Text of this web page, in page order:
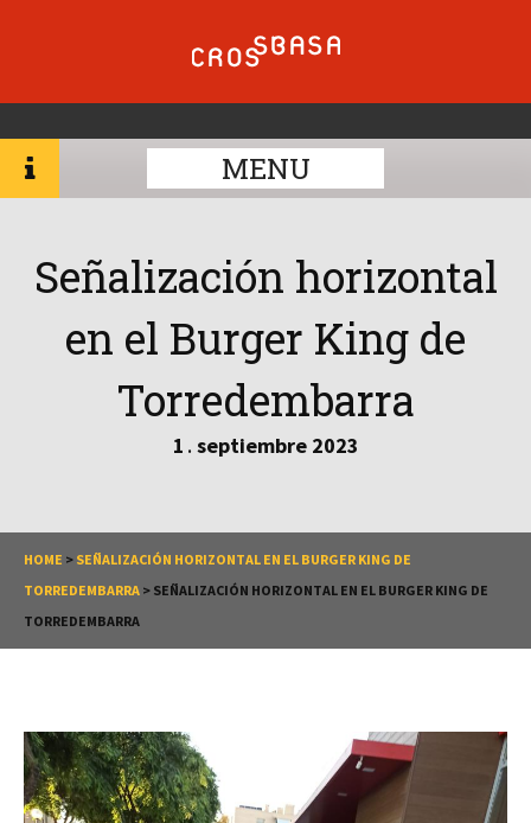
MENU
Señalización horizontal
en el Burger King de
Torredembarra
1 . septiembre 2023
HOME > SEÑALIZACIÓN HORIZONTAL EN EL BURGER KING DE
TORREDEMBARRA > SEÑALIZACIÓN HORIZONTAL EN EL BURGER KING DE
TORREDEMBARRA